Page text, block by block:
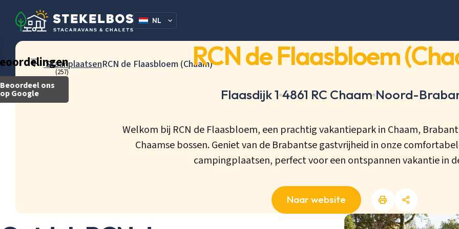
(257)
Beoordeel ons
op Google
NL
StaanplaatsenRCN de Flaasbloem (Chaam)RCN de Flaasbloem
Flaasdijk 1 4861 RC Chaam Noord-
Welkom bij RCN de Flaasbloem, een prachtig vakantiepark in Chaam,
Chaamse bossen. Geniet van de Brabantse gastvrijheid in onze
campingplaatsen, perfect voor een ontspannen vakantie in
Naar website